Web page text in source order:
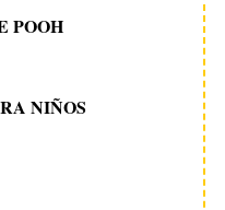
POOH
NIÑOS